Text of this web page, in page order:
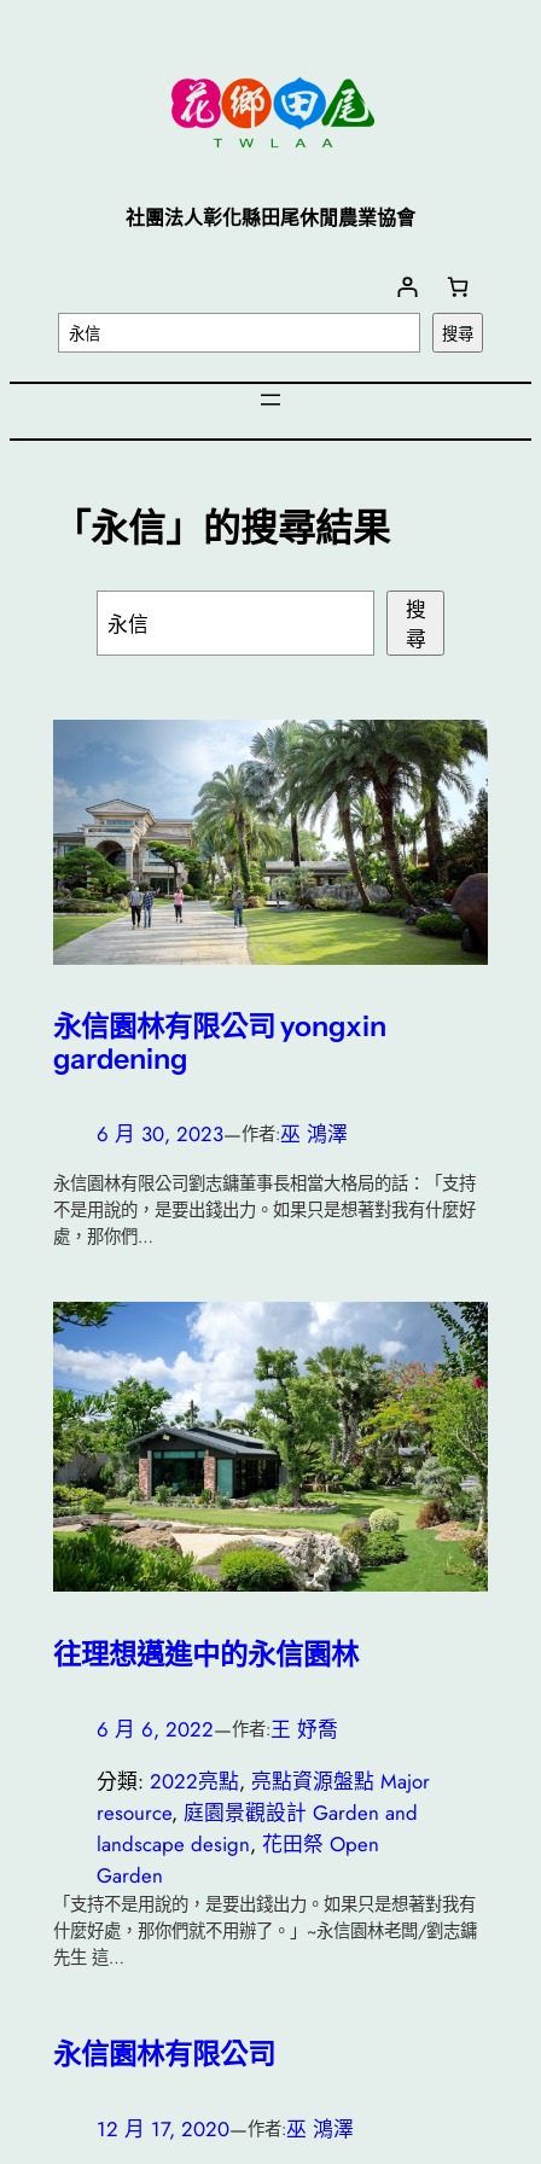
社團法人彰化縣田尾休閒農業協會
搜
尋
搜尋
「永信」的搜尋結果
尋
搜
尋
永信園林有限公司 yongxin
gardening
6 月 30, 2023—作者:巫 鴻澤
永信園林有限公司劉志鏞董事長相當大格局的話：「支持
不是用說的，是要出錢出力。如果只是想著對我有什麼好
處，那你們…
往理想邁進中的永信園林
6 月 6, 2022—作者:王 妤喬
分類: 2022亮點, 亮點資源盤點 Major
resource, 庭園景觀設計 Garden and
landscape design, 花田祭 Open
Garden
「支持不是用說的，是要出錢出力。如果只是想著對我有
什麼好處，那你們就不用辦了。」~永信園林老闆/劉志鏞
先生 這…
永信園林有限公司
12 月 17, 2020—作者:巫 鴻澤